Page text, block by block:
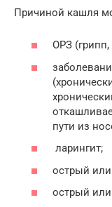
Причиной кашля
ОРЗ
пути из
ларингит;
острый или
острый или